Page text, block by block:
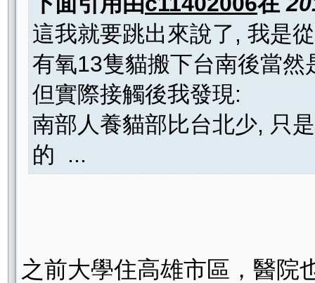
這我就要跳出來說了, 我是
有氧13隻貓搬下台南後當
但實際接觸後我發現:
南部人養貓部比台北少, 只
的 ...
之前大學住高雄市區，醫院